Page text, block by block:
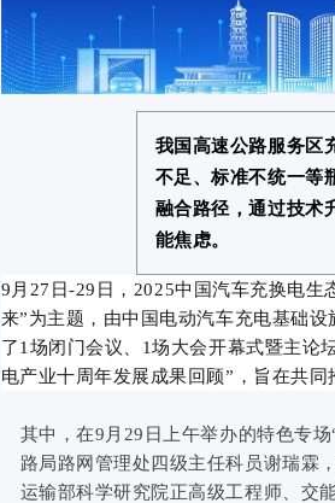
我国高速公路服务区
不足、标准不统一等
融合路径，通过技术
能焦虑。
9月27日-29日，2025中国汽车充换电
来”为主题，由中国电动汽车充电基础
了1场闭门会议、1场大会开幕式暨主论
电产业十周年发展成果回顾”，旨在共同
其中，在9月29日上午举办的特色专
路局路网管理处四级主任科员谢瑞霖
运输部科学研究院正高级工程师、交